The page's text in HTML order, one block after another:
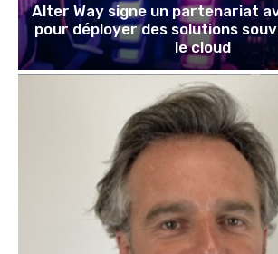
Alter Way signe un partenariat
pour déployer des solutions
le cloud